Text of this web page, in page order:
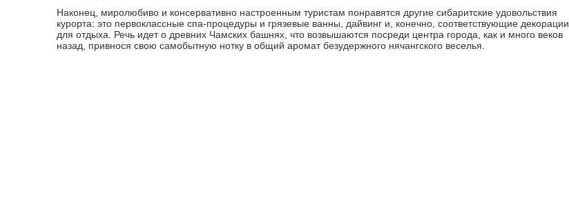
Наконец, миролюбиво и консервативно настроенным туристам понравятся другие сибаритские удовольствия
курорта: это первоклассные спа-процедуры и грязевые ванны, дайвинг и, конечно, соответствующие декорации
для отдыха. Речь идет о древних Чамских башнях, что возвышаются посреди центра города, как и много веков
назад, привнося свою самобытную нотку в общий аромат безудержного нячангского веселья.